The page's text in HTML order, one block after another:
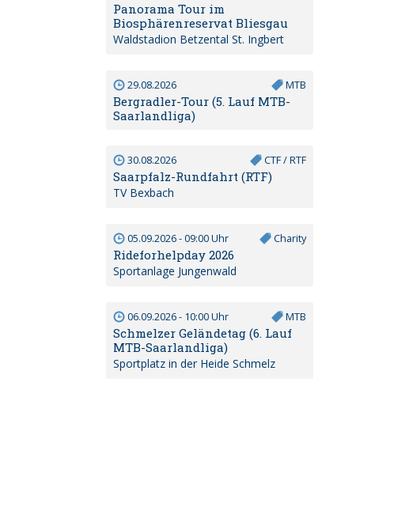
Panorama Tour im
Biosphärenreservat Bliesgau
Waldstadion Betzental St. Ingbert
29.08.2026 MTB
Bergradler-Tour (5. Lauf MTB-
Saarlandliga)
30.08.2026 CTF / RTF
Saarpfalz-Rundfahrt (RTF)
TV Bexbach
05.09.2026 - 09:00 Uhr Charity
Rideforhelpday 2026
Sportanlage Jungenwald
06.09.2026 - 10:00 Uhr MTB
Schmelzer Geländetag (6. Lauf
MTB-Saarlandliga)
Sportplatz in der Heide Schmelz